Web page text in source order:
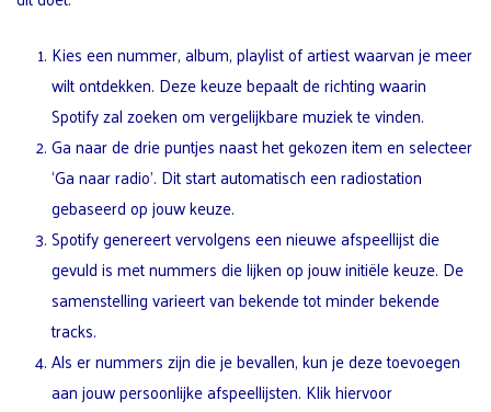
Kies een nummer, album, playlist of artiest waarvan je meer
wilt ontdekken. Deze keuze bepaalt de richting waarin
Spotify zal zoeken om vergelijkbare muziek te vinden.
Ga naar de drie puntjes naast het gekozen item en selecteer
‘Ga naar radio’. Dit start automatisch een radiostation
gebaseerd op jouw keuze.
Spotify genereert vervolgens een nieuwe afspeellijst die
gevuld is met nummers die lijken op jouw initiële keuze. De
samenstelling varieert van bekende tot minder bekende
tracks.
Als er nummers zijn die je bevallen, kun je deze toevoegen
aan jouw persoonlijke afspeellijsten. Klik hiervoor